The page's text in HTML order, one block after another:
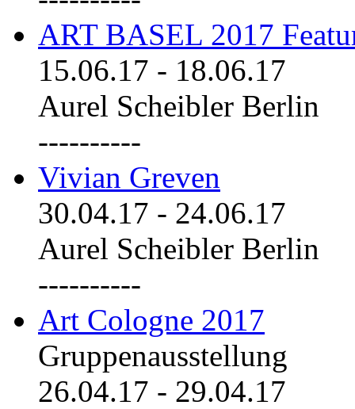
ART BASEL 2017
15.06.17 - 18.06.17
Aurel Scheibler Berlin
----------
Vivian Greven
30.04.17 - 24.06.17
Aurel Scheibler Berlin
----------
Art Cologne 2017
Gruppenausstellung
26.04.17 - 29.04.17